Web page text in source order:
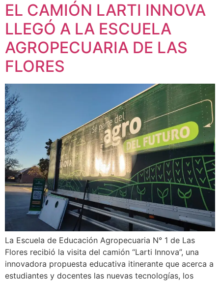
EL CAMIÓN LARTI INNOVA
LLEGÓ A LA ESCUELA
AGROPECUARIA DE LAS
FLORES
La Escuela de Educación Agropecuaria N° 1 de Las
Flores recibió la visita del camión “Larti Innova”, una
innovadora propuesta educativa itinerante que acerca a
estudiantes y docentes las nuevas tecnologías, los